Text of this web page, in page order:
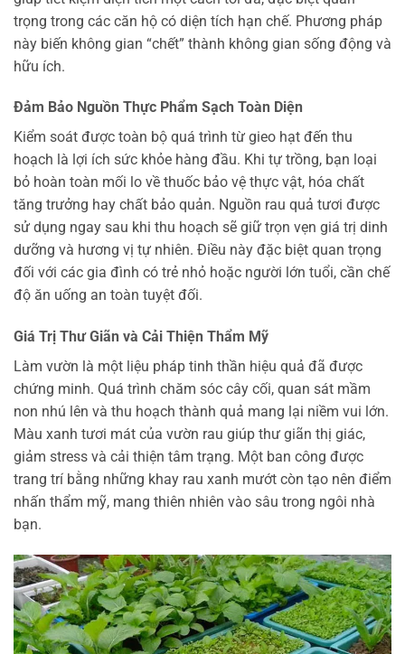
trọng trong các căn hộ có diện tích hạn chế. Phương pháp
này biến không gian “chết” thành không gian sống động và
hữu ích.
Đảm Bảo Nguồn Thực Phẩm Sạch Toàn Diện
Kiểm soát được toàn bộ quá trình từ gieo hạt đến thu
hoạch là lợi ích sức khỏe hàng đầu. Khi tự trồng, bạn loại
bỏ hoàn toàn mối lo về thuốc bảo vệ thực vật, hóa chất
tăng trưởng hay chất bảo quản. Nguồn rau quả tươi được
sử dụng ngay sau khi thu hoạch sẽ giữ trọn vẹn giá trị dinh
dưỡng và hương vị tự nhiên. Điều này đặc biệt quan trọng
đối với các gia đình có trẻ nhỏ hoặc người lớn tuổi, cần chế
độ ăn uống an toàn tuyệt đối.
Giá Trị Thư Giãn và Cải Thiện Thẩm Mỹ
Làm vườn là một liệu pháp tinh thần hiệu quả đã được
chứng minh. Quá trình chăm sóc cây cối, quan sát mầm
non nhú lên và thu hoạch thành quả mang lại niềm vui lớn.
Màu xanh tươi mát của vườn rau giúp thư giãn thị giác,
giảm stress và cải thiện tâm trạng. Một ban công được
trang trí bằng những khay rau xanh mướt còn tạo nên điểm
nhấn thẩm mỹ, mang thiên nhiên vào sâu trong ngôi nhà
bạn.